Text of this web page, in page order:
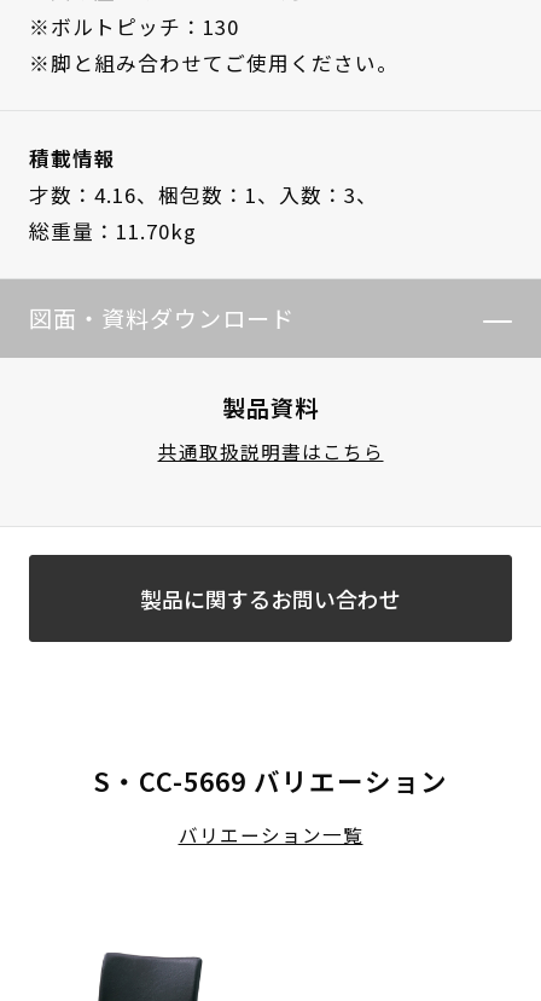
※ボルトピッチ：130
※脚と組み合わせてご使用ください。
積載情報
才数：4.16、 梱包数：1、 入数：3、
総重量：11.70kg
図面・資料ダウンロード
製品資料
共通取扱説明書はこちら
製品に関するお問い合わせ
S・CC-5669 バリエーション
バリエーション一覧